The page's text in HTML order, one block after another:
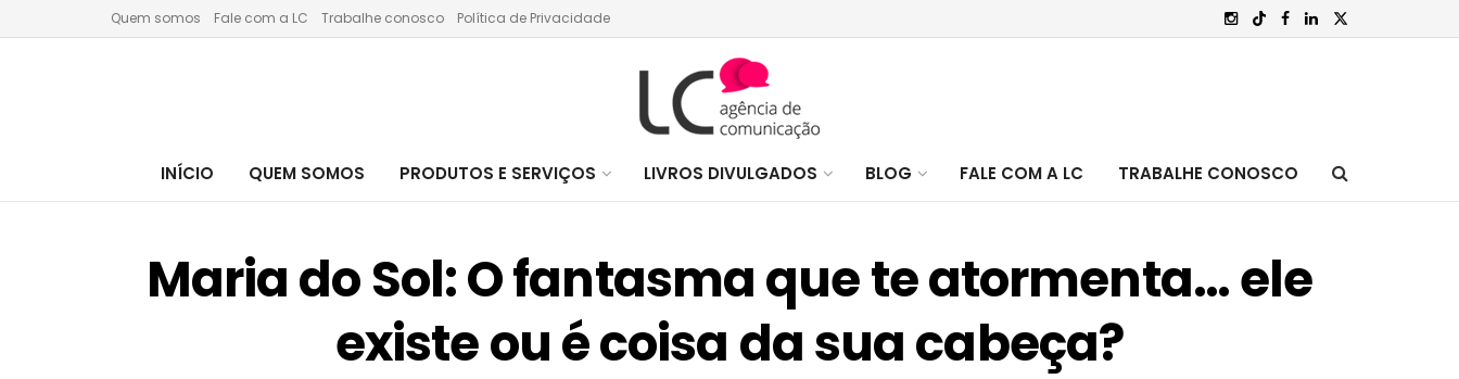
Quem somos Fale com a LC Trabalhe conosco Política de Privacidade
INÍCIO QUEM SOMOS PRODUTOS E SERVIÇOS LIVROS DIVULGADOS BLOG FALE COM A LC TRABALHE CONOSCO
Maria do Sol: O fantasma que te atormenta… ele
existe ou é coisa da sua cabeça?